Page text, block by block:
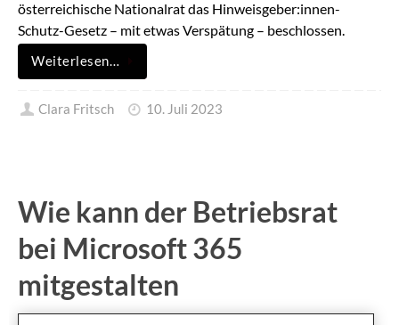
österreichische Nationalrat das Hinweisgeber:innen-
Schutz-Gesetz – mit etwas Verspätung – beschlossen.
Weiterlesen…
Clara Fritsch 10. Juli 2023
Wie kann der Betriebsrat
bei Microsoft 365
mitgestalten